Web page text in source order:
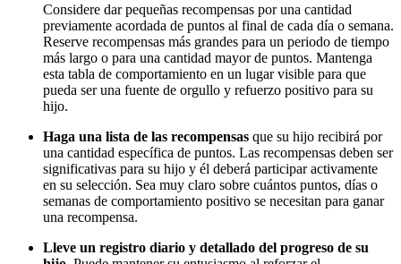
Considere dar pequeñas recompensas por una cantidad
previamente acordada de puntos al final de cada día o semana.
Reserve recompensas más grandes para un periodo de tiempo
más largo o para una cantidad mayor de puntos. Mantenga
esta tabla de comportamiento en un lugar visible para que
pueda ser una fuente de orgullo y refuerzo positivo para su
hijo.
Haga una lista de las recompensas que su hijo recibirá por
una cantidad específica de puntos. Las recompensas deben ser
significativas para su hijo y él deberá participar activamente
en su selección. Sea muy claro sobre cuántos puntos, días o
semanas de comportamiento positivo se necesitan para ganar
una recompensa.
Lleve un registro diario y detallado del progreso de su